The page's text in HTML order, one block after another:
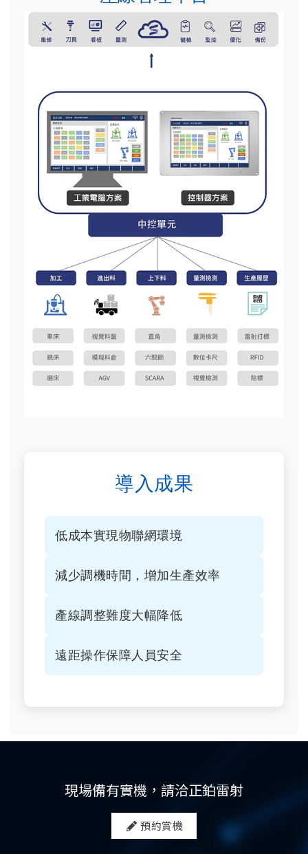
導入成果
低成本實現物聯網環境
減少調機時間，增加生產效率
產線調整難度大幅降低
遠距操作保障人員安全
現場備有實機，請洽正鉑雷射
預約賞機